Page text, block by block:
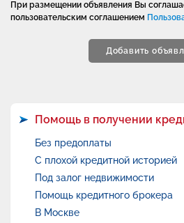
При размещении объявления Вы
пользовательским соглашением
Добавить
Помощь в получении
Без предоплаты
С плохой кредитной историей
Под залог недвижимости
Помощь кредитного брокера
В Москве